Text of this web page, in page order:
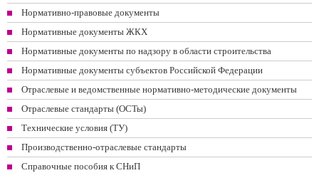
Нормативно-правовые документы
Нормативные документы ЖКХ
Нормативные документы по надзору в области строительства
Нормативные документы субъектов Российской Федерации
Отраслевые и ведомственные нормативно-методические документы
Отраслевые стандарты (ОСТы)
Технические условия (ТУ)
Производственно-отраслевые стандарты
Справочные пособия к СНиП